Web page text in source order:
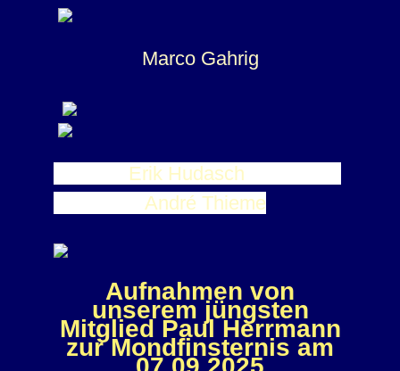
Marco Gahrig
Erik Hudasch
André Thieme
Aufnahmen von
unserem jüngsten
Mitglied Paul Herrmann
zur Mondfinsternis am